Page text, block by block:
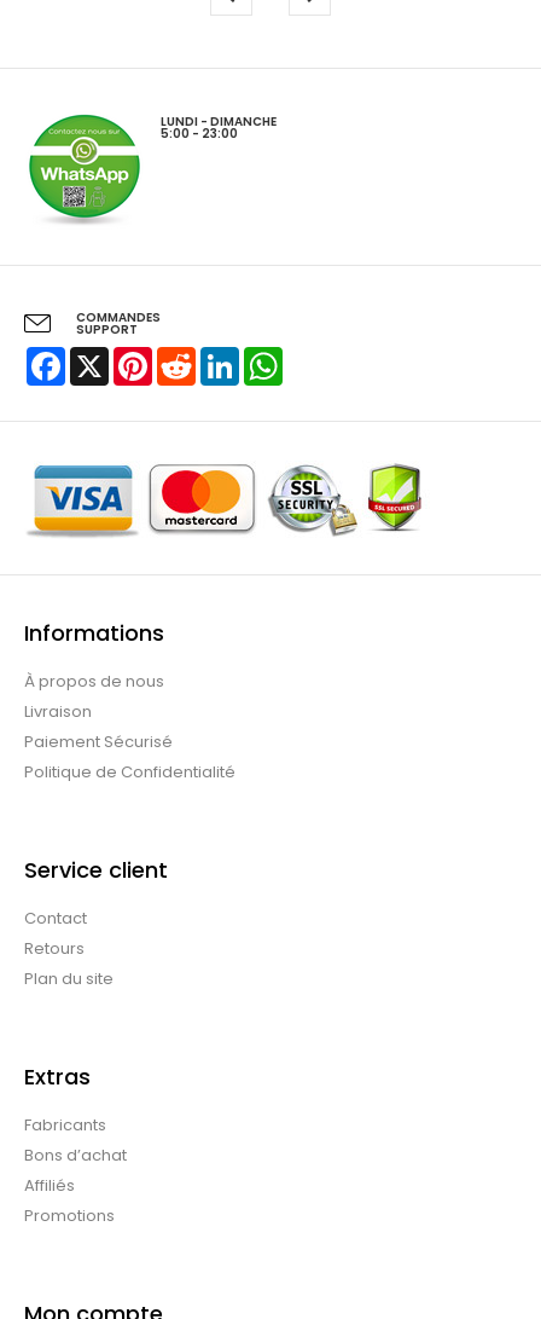
LUNDI - DIMANCHE
5:00 - 23:00
COMMANDES
SUPPORT
Facebook
X PinterestRedditLinkedIn
Informations
À propos de nous
Livraison
Paiement Sécurisé
Politique de Confidentialité
Service client
Contact
Retours
Plan du site
Extras
Fabricants
Bons d’achat
Affiliés
Promotions